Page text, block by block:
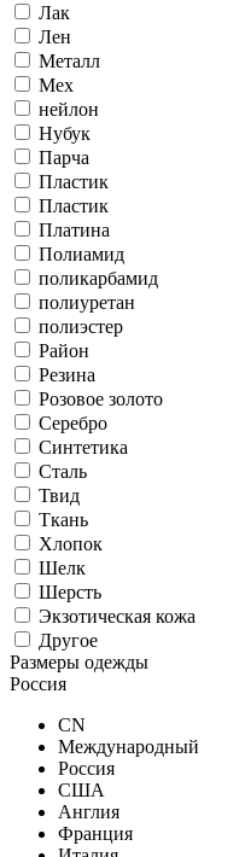
Лак
Лен
Металл
Мех
нейлон
Нубук
Парча
Пластик
Пластик
Платина
Полиамид
поликарбамид
полиуретан
полиэстер
Район
Резина
Розовое золото
Серебро
Синтетика
Сталь
Твид
Ткань
Хлопок
Шелк
Шерсть
Экзотическая кожа
Другое
Размеры одежды
Россия
CN
Международный
Россия
США
Англия
Франция